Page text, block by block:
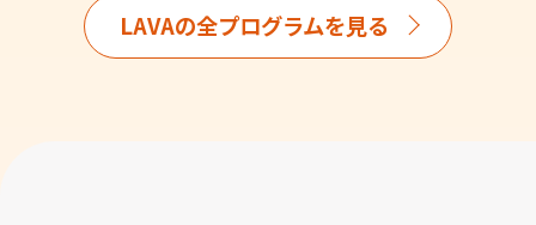
LAVAの全プログラムを見る